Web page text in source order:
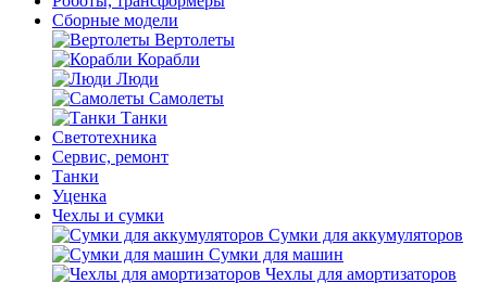
Сборные модели
Вертолеты
Корабли
Люди
Самолеты
Танки
Светотехника
Сервис, ремонт
Танки
Уценка
Чехлы и сумки
Сумки для аккумуляторов
Сумки для машин
Чехлы для амортизаторов